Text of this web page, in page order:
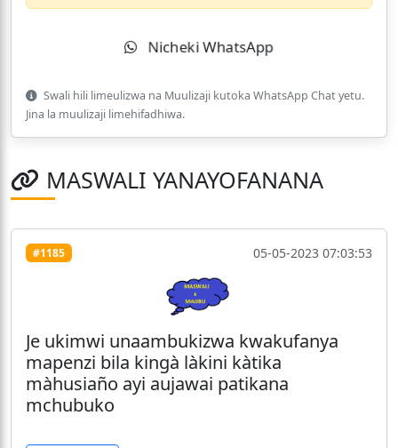
Nicheki WhatsApp
Swali hili limeulizwa na Muulizaji kutoka WhatsApp Chat yetu.
Jina la muulizaji limehifadhiwa.
MASWALI YANAYOFANANA
#1185 05-05-2023 07:03:53
Je ukimwi unaambukizwa kwakufanya
mapenzi bila kingà làkini kàtika
màhusiaño ayi aujawai patikana
mchubuko